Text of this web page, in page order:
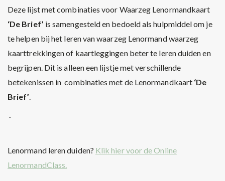
Deze lijst met combinaties voor Waarzeg Lenormandkaart
‘De Brief’ is samengesteld en bedoeld als hulpmiddel om je
te helpen bij het leren van waarzeg Lenormand waarzeg
kaarttrekkingen of kaartleggingen beter te leren duiden en
begrijpen. Dit is alleen een lijstje met verschillende
betekenissen in combinaties met de Lenormandkaart ‘De
Brief’.
.
Lenormand leren duiden? Klik hier voor de Online
LenormandClass.